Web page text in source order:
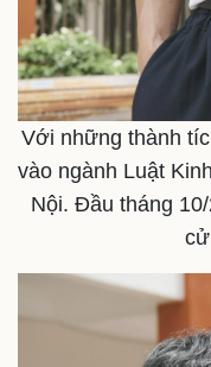
Với những thành
vào ngành Luật
Nội. Đầu tháng